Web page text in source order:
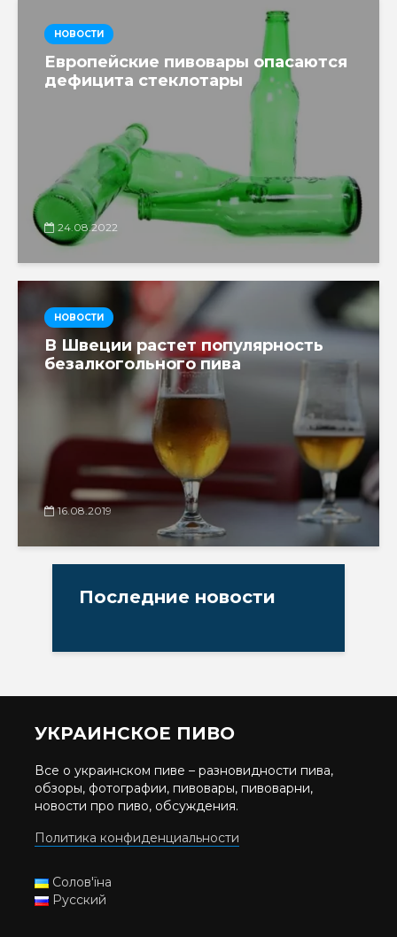
НОВОСТИ
Европейские пивовары опасаются
дефицита стеклотары
24.08.2022
НОВОСТИ
В Швеции растет популярность
безалкогольного пива
16.08.2019
Последние новости
УКРАИНСКОЕ ПИВО
Все о украинском пиве – разновидности пива,
обзоры, фотографии, пивовары, пивоварни,
новости про пиво, обсуждения.
Политика конфиденциальности
Солов'їна
Русский